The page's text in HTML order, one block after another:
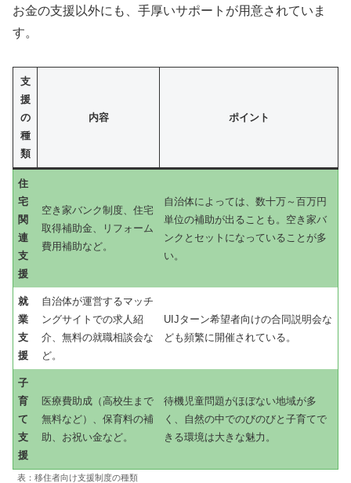
お金の支援以外にも、手厚いサポートが用意されていま
す。
支
援
の
種
類
内容 ポイント
住
宅
関
連
支
援
空き家バンク制度、住宅
取得補助金、リフォーム
費用補助など。
自治体によっては、数十万～百万円
単位の補助が出ることも。空き家バ
ンクとセットになっていることが多
い。
就
業
支
援
自治体が運営するマッチ
ングサイトでの求人紹
介、無料の就職相談会な
ど。
UIJターン希望者向けの合同説明会な
ども頻繁に開催されている。
子
育
て
支
援
医療費助成（高校生まで
無料など）、保育料の補
助、お祝い金など。
待機児童問題がほぼない地域が多
く、自然の中でのびのびと子育てで
きる環境は大きな魅力。
表：移住者向け支援制度の種類